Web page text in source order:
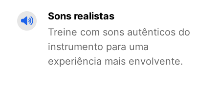
Sons realistas
Treine com sons autênticos do
instrumento para uma
experiência mais envolvente.